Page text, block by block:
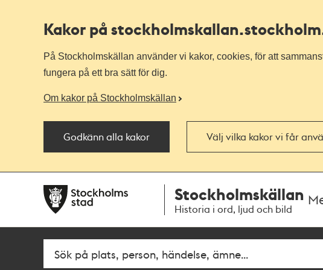
Kakor på stockholmskallan
På Stockholmskällan använder vi kakor, cookies, för att
fungera på ett bra sätt för dig.
Om kakor på Stockholmskällan
Godkänn alla kakor Välj vilka kakor vi får
navigationen
huvudinnehållet
Stockholmskällan
Historia i ord, ljud och bild
Fritextsök